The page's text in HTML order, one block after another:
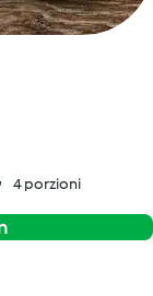
4 porzioni